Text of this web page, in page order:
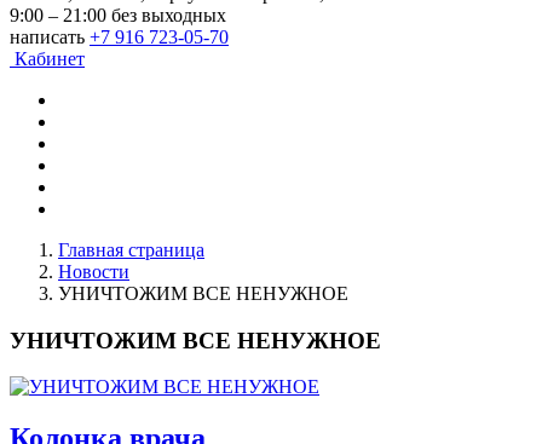
9:00 – 21:00 без выходных
написать +7 916 723-05-70
Кабинет
Главная страница
Новости
УНИЧТОЖИМ ВСЕ НЕНУЖНОЕ
УНИЧТОЖИМ ВСЕ НЕНУЖНОЕ